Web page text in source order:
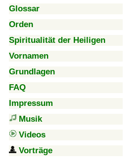
Glossar
Orden
Spiritualität der Heiligen
Vornamen
Grundlagen
FAQ
Impressum
Musik
Videos
Vorträge